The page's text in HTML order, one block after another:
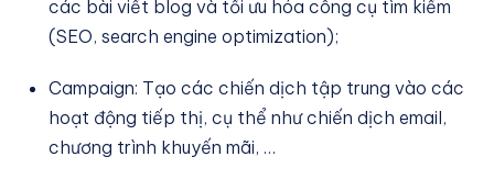
các bài viết blog và tối ưu hóa công cụ tìm kiếm
(SEO, search engine optimization);
Campaign: Tạo các chiến dịch tập trung vào các
hoạt động tiếp thị, cụ thể như chiến dịch email,
chương trình khuyến mãi, …